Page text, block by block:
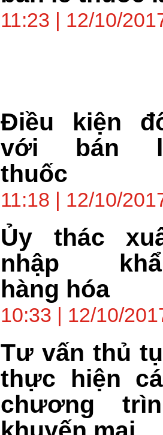
11:23 | 12/10/
Điều kiện
với bán
thuốc
11:18 | 12/10/
Ủy thác
nhập
hàng hóa
10:33 | 12/10/
Tư vấn thủ
thực hiện
chương